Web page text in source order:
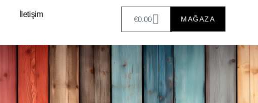
İletişim
€0.00 MAĞAZA